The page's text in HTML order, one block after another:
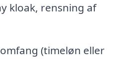
kloak, rensning af
(timeløn eller